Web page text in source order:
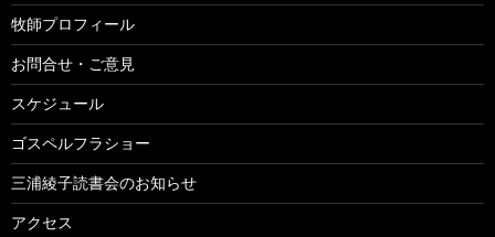
牧師プロフィール
お問合せ・ご意見
スケジュール
ゴスペルフラショー
三浦綾子読書会のお知らせ
アクセス